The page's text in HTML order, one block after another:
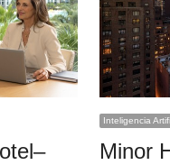
Inteligencia
Minor